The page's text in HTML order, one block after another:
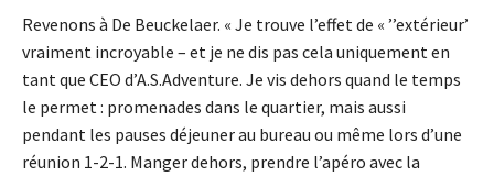
Revenons à De Beuckelaer. « Je trouve l’effet de « ’’extérieur’
vraiment incroyable – et je ne dis pas cela uniquement en
tant que CEO d’A.S.Adventure. Je vis dehors quand le temps
le permet : promenades dans le quartier, mais aussi
pendant les pauses déjeuner au bureau ou même lors d’une
réunion 1-2-1. Manger dehors, prendre l’apéro avec la